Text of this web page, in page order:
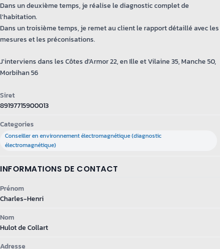
Dans un deuxième temps, je réalise le diagnostic complet de
l'habitation.
Dans un troisième temps, je remet au client le rapport détaillé avec les
mesures et les préconisations.
J'interviens dans les Côtes d'Armor 22, en Ille et Vilaine 35, Manche 50,
Morbihan 56
Siret
89197715900013
Categories
Conseiller en environnement électromagnétique (diagnostic
électromagnétique)
INFORMATIONS DE CONTACT
Prénom
Charles-Henri
Nom
Hulot de Collart
Adresse